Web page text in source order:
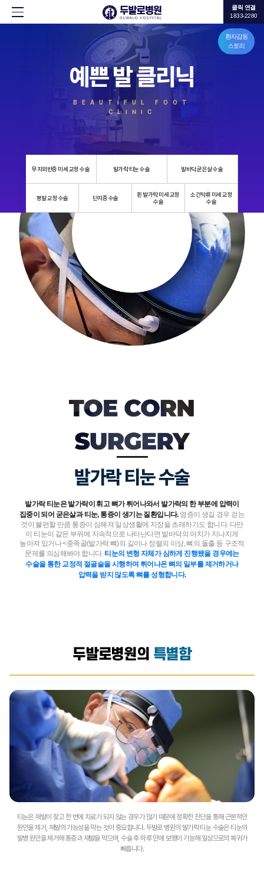
클릭 연결
1833-2280
환자감동
스토리
무지외반증 미세 교정 수술 발가락 티눈 수술 발바닥 굳은살 수술
평발 교정 수술 단지증 수술
휜 발가락 미세 교정
수술
소건막류 미세 교정
수술
예쁜 발 클리닉
BEAUTIFUL FOOT
CLINIC
발가락 티눈 수술
발가락 티눈은 발가락이 휘고 뼈가 튀어나와서 발가락의 한 부분에 압력이
집중이 되어 굳은살과 티눈, 통증이 생기는 질환입니다.염증이 생길 경우 걷는
것이 불편할 만큼 통증이 심해져 일상생활에 지장을 초래하기도 합니다. 다만
이 티눈이 같은 부위에 지속적으로 나타난다면 발바닥의 아치가 지나치게
높아져 있거나 <중족골(발가락 뼈)의 길이나 정렬의 이상, 뼈의 돌출 등 구조적
문제를 의심해봐야 합니다. 티눈의 변형 자체가 심하게 진행됐을 경우에는
수술을 통한 교정적 절골술을 시행하여 튀어나온 뼈의 일부를 제거하거나
압력을 받지 않도록 뼈를 성형합니다.
두발로병원의 특별함
티눈은 재발이 잦고 한 번에 치료가 되지 않는 경우가 많기 때문에 정확한 진단을 통해 근본적인
원인을 제거, 재발의 가능성을 막는 것이 중요합니다. 두발로 병원의 발가락 티눈 수술은 티눈의
발병 원인을 제거해 통증과 재발을 막으며, 수술 후 하루 만에 보행이 가능해 일상으로의 복귀가
빠릅니다.